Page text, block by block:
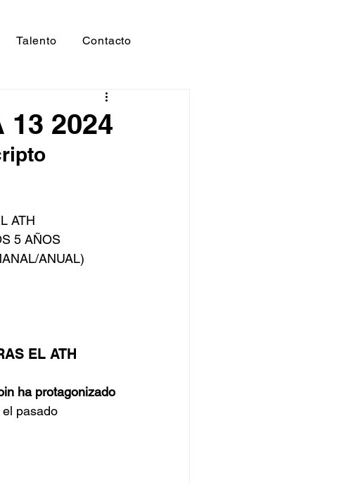
Talento Contacto
13 2024
ATH
5 AÑOS
ANUAL)
EL ATH
ha protagonizado
pasado